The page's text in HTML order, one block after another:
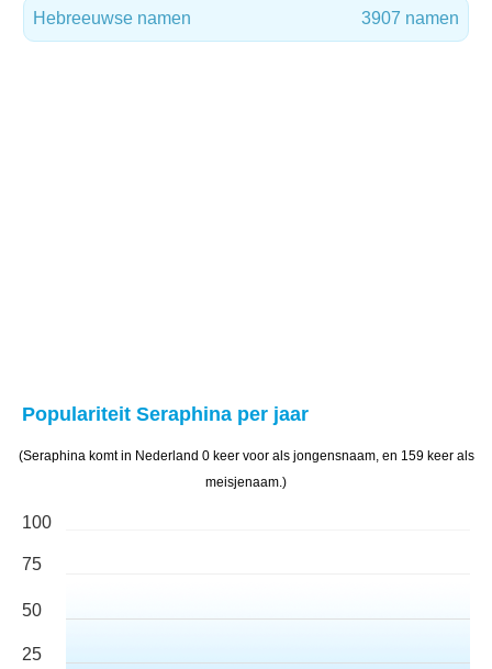
Hebreeuwse namen 3907 namen
Populariteit Seraphina per jaar
(Seraphina komt in Nederland 0 keer voor als jongensnaam, en 159 keer als
meisjenaam.)
100
75
50
25